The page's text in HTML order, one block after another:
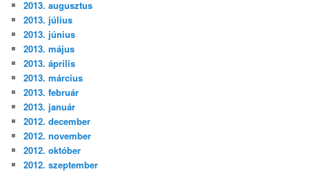
2013. augusztus
2013. július
2013. június
2013. május
2013. április
2013. március
2013. február
2013. január
2012. december
2012. november
2012. október
2012. szeptember